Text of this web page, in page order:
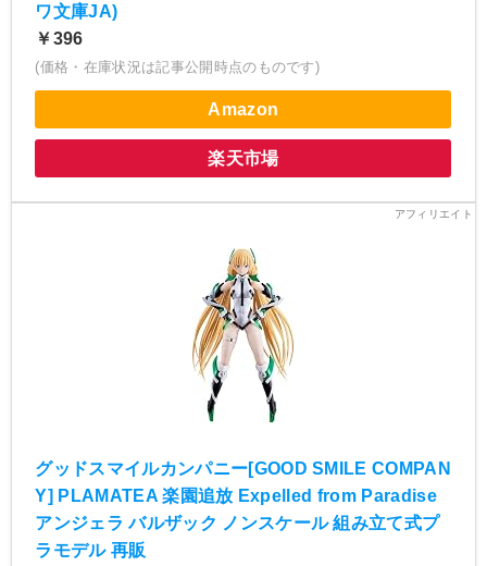
ワ文庫JA)
￥396
(価格・在庫状況は記事公開時点のものです)
Amazon
楽天市場
グッドスマイルカンパニー[GOOD SMILE COMPAN
Y] PLAMATEA 楽園追放 Expelled from Paradise
アンジェラ バルザック ノンスケール 組み立て式プ
ラモデル 再販